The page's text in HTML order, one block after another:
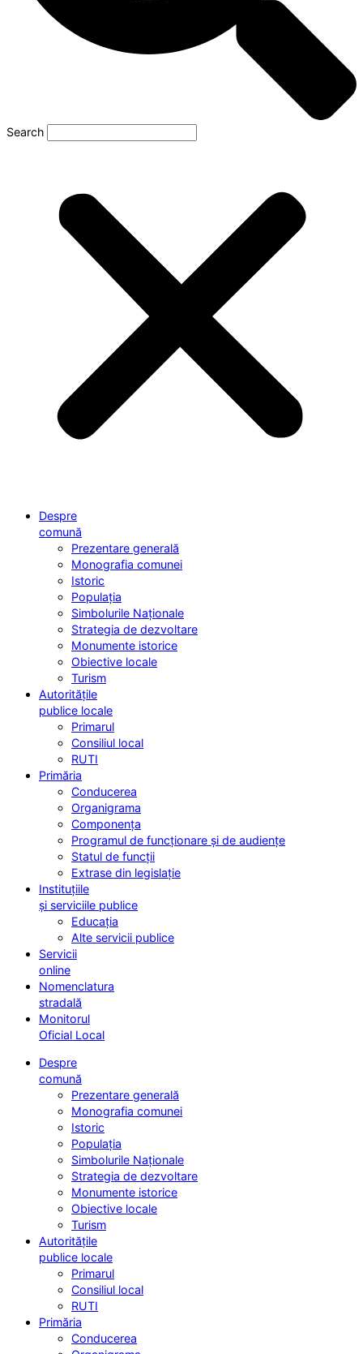
Search
Despre
comună
Prezentare generală
Monografia comunei
Istoric
Populația
Simbolurile Naționale
Strategia de dezvoltare
Monumente istorice
Obiective locale
Turism
Autoritățile
publice locale
Primarul
Consiliul local
RUTI
Primăria
Conducerea
Organigrama
Componența
Programul de funcționare și de audiențe
Statul de funcții
Extrase din legislație
Instituțiile
și serviciile publice
Educația
Alte servicii publice
Servicii
online
Nomenclatura
stradală
Monitorul
Oficial Local
Despre
comună
Prezentare generală
Monografia comunei
Istoric
Populația
Simbolurile Naționale
Strategia de dezvoltare
Monumente istorice
Obiective locale
Turism
Autoritățile
publice locale
Primarul
Consiliul local
RUTI
Primăria
Conducerea